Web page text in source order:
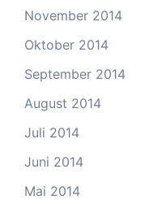
November 2014
Oktober 2014
September 2014
August 2014
Juli 2014
Juni 2014
Mai 2014